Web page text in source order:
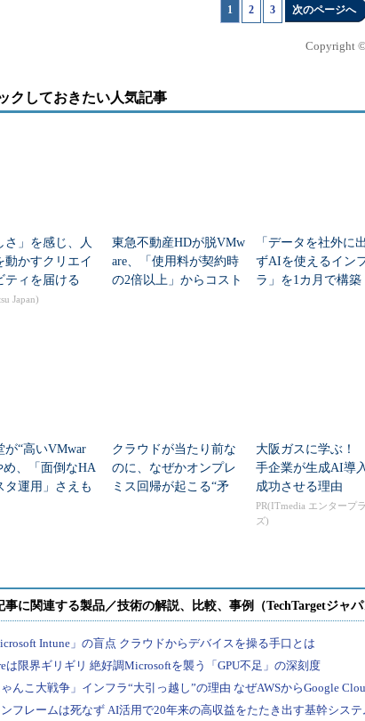
1 2 3 次のページへ
Copyright
クしておきたい人気記事
さ」を感じ、人
動かすクリエイ
ティを届ける
Japan)
東急不動産HDが脱VMw
are、「使用料が契約時
の2倍以上」からコスト
「データを社外に
ずAIを使えるイン
ラ」を1カ月で構
が“高いVMwar
め、「面倒なHA
タ運用」さえも
クラウドが当たり前な
のに、なぜかオンプレ
ミス回帰が起こる“矛
大阪ガスに学ぶ
手企業が生成AI導
成功させる理由
PR(ITmedia エンタープ
ズ)